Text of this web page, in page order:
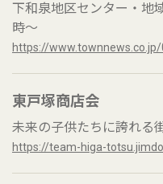
下和泉地区センター・地
時～
https://
東戸塚商店会
未来の子供たちに誇れる
https://team-higa-